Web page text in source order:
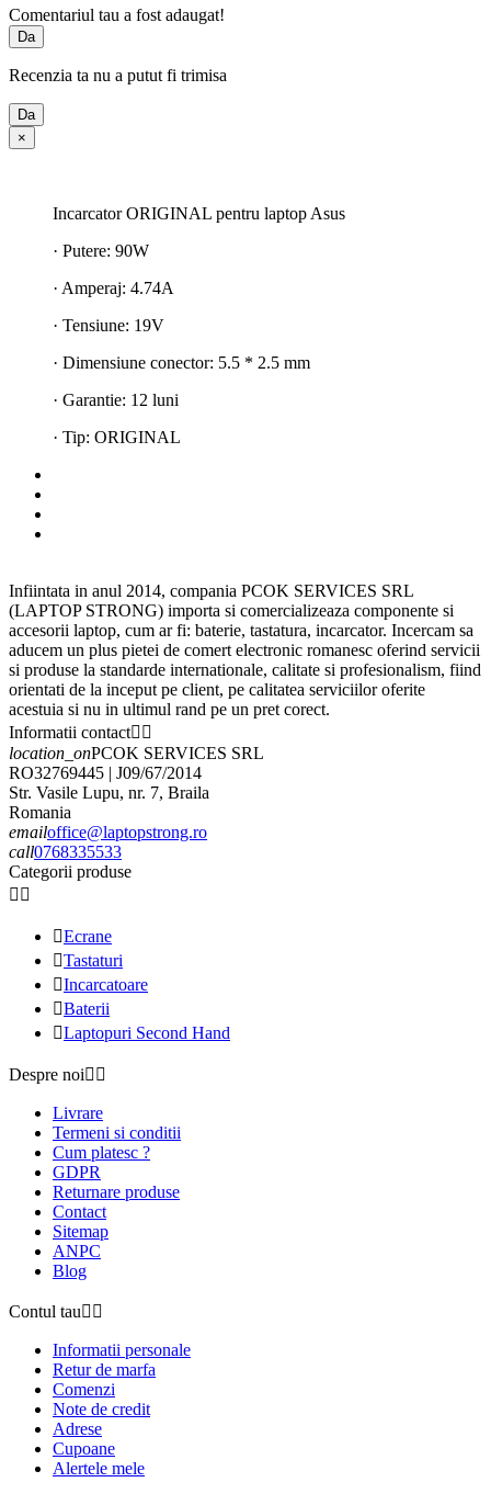
Comentariul tau a fost adaugat!
Da
Recenzia ta nu a putut fi trimisa
Da
×
Incarcator ORIGINAL pentru laptop Asus
· Putere: 90W
· Amperaj: 4.74A
· Tensiune: 19V
· Dimensiune conector: 5.5 * 2.5 mm
· Garantie: 12 luni
· Tip: ORIGINAL
Infiintata in anul 2014, compania PCOK SERVICES SRL
(LAPTOP STRONG) importa si comercializeaza componente si
accesorii laptop, cum ar fi: baterie, tastatura, incarcator. Incercam sa
aducem un plus pietei de comert electronic romanesc oferind servicii
si produse la standarde internationale, calitate si profesionalism, fiind
orientati de la inceput pe client, pe calitatea serviciilor oferite
acestuia si nu in ultimul rand pe un pret corect.
Informatii contact 
location_onPCOK SERVICES SRL
RO32769445 | J09/67/2014
Str. Vasile Lupu, nr. 7, Braila
Romania
emailoffice@laptopstrong.ro
call0768335533
Categorii produse
 
Ecrane
Tastaturi
Incarcatoare
Baterii
Laptopuri Second Hand
Despre noi 
Livrare
Termeni si conditii
Cum platesc ?
GDPR
Returnare produse
Contact
Sitemap
ANPC
Blog
Contul tau 
Informatii personale
Retur de marfa
Comenzi
Note de credit
Adrese
Cupoane
Alertele mele